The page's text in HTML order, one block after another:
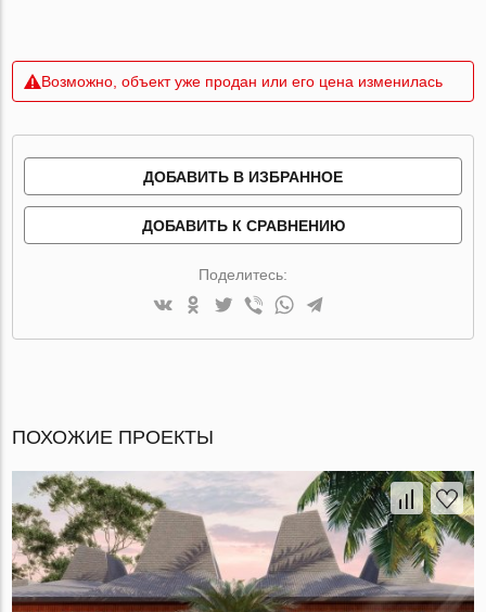
Возможно, объект уже продан или его цена изменилась
ДОБАВИТЬ В ИЗБРАННОЕ
ДОБАВИТЬ К СРАВНЕНИЮ
Поделитесь:
ПОХОЖИЕ ПРОЕКТЫ